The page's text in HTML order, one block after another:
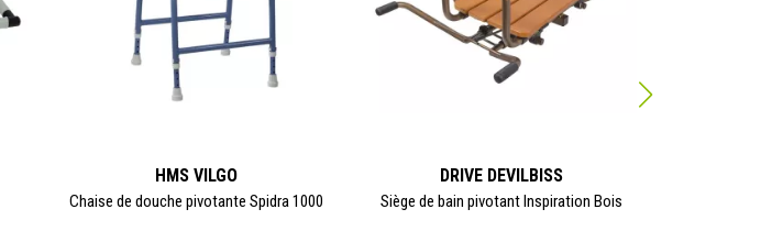
HMS VILGO
Chaise de douche pivotante Spidra 1000
DRIVE DEVILBISS
Siège de bain pivotant Inspiration Bois